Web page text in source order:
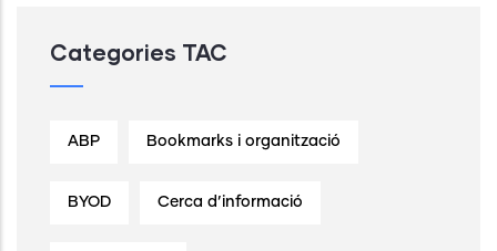
Categories TAC
ABP Bookmarks i organització
BYOD Cerca d’informació